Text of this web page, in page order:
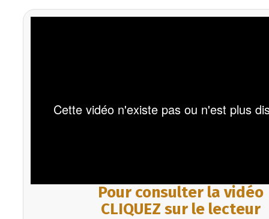
Pour consulter la vidéo
CLIQUEZ sur le lecteur